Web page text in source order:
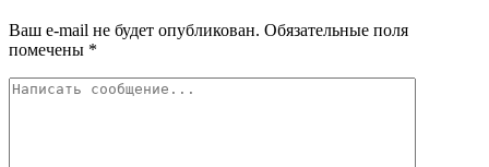
Ваш e-mail не будет опубликован. Обязательные поля
помечены *